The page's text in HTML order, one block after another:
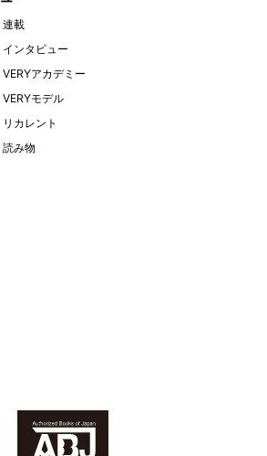
連載
インタビュー
VERYアカデミー
VERYモデル
リカレント
読み物